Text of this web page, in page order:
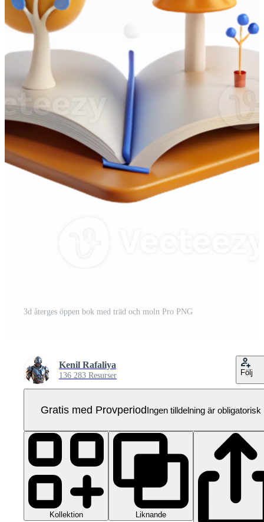
3d återges öppen bok med träd och moln Pro PNG
Kenil Rafaliya
136 283 Resurser Följ
Gratis med ProvperiodIngen tilldelning är obligatorisk
Kollektion Liknande